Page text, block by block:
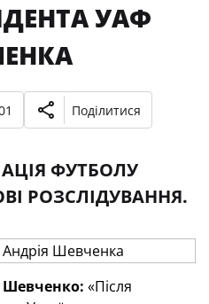
УАФ
Поділитися
ФУТБОЛУ
РОЗСЛІДУВАННЯ.
Шевченко: «Після